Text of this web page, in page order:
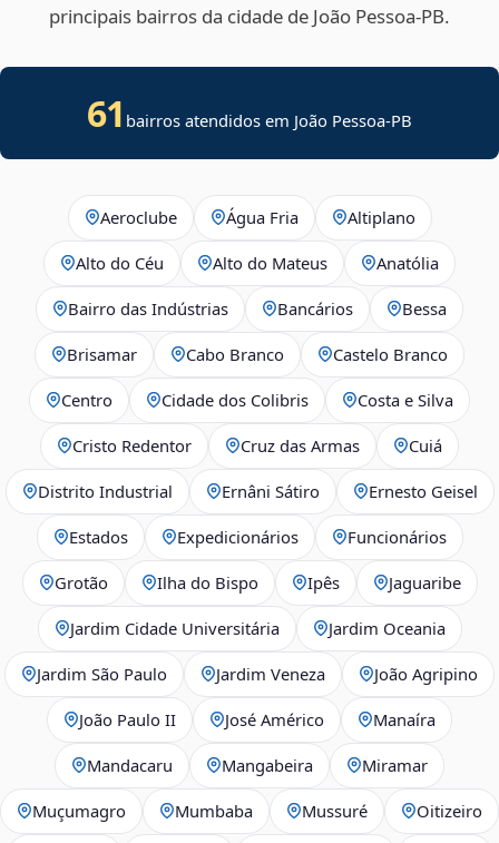
principais bairros da cidade de João Pessoa‑PB.
61 bairros atendidos em João Pessoa-PB
Aeroclube Água Fria Altiplano
Alto do Céu Alto do Mateus Anatólia
Bairro das Indústrias Bancários Bessa
Brisamar Cabo Branco Castelo Branco
Centro Cidade dos Colibris Costa e Silva
Cristo Redentor Cruz das Armas Cuiá
Distrito Industrial Ernâni Sátiro Ernesto Geisel
Estados Expedicionários Funcionários
Grotão Ilha do Bispo Ipês Jaguaribe
Jardim Cidade Universitária Jardim Oceania
Jardim São Paulo Jardim Veneza João Agripino
João Paulo II José Américo Manaíra
Mandacaru Mangabeira Miramar
Muçumagro Mumbaba Mussuré Oitizeiro